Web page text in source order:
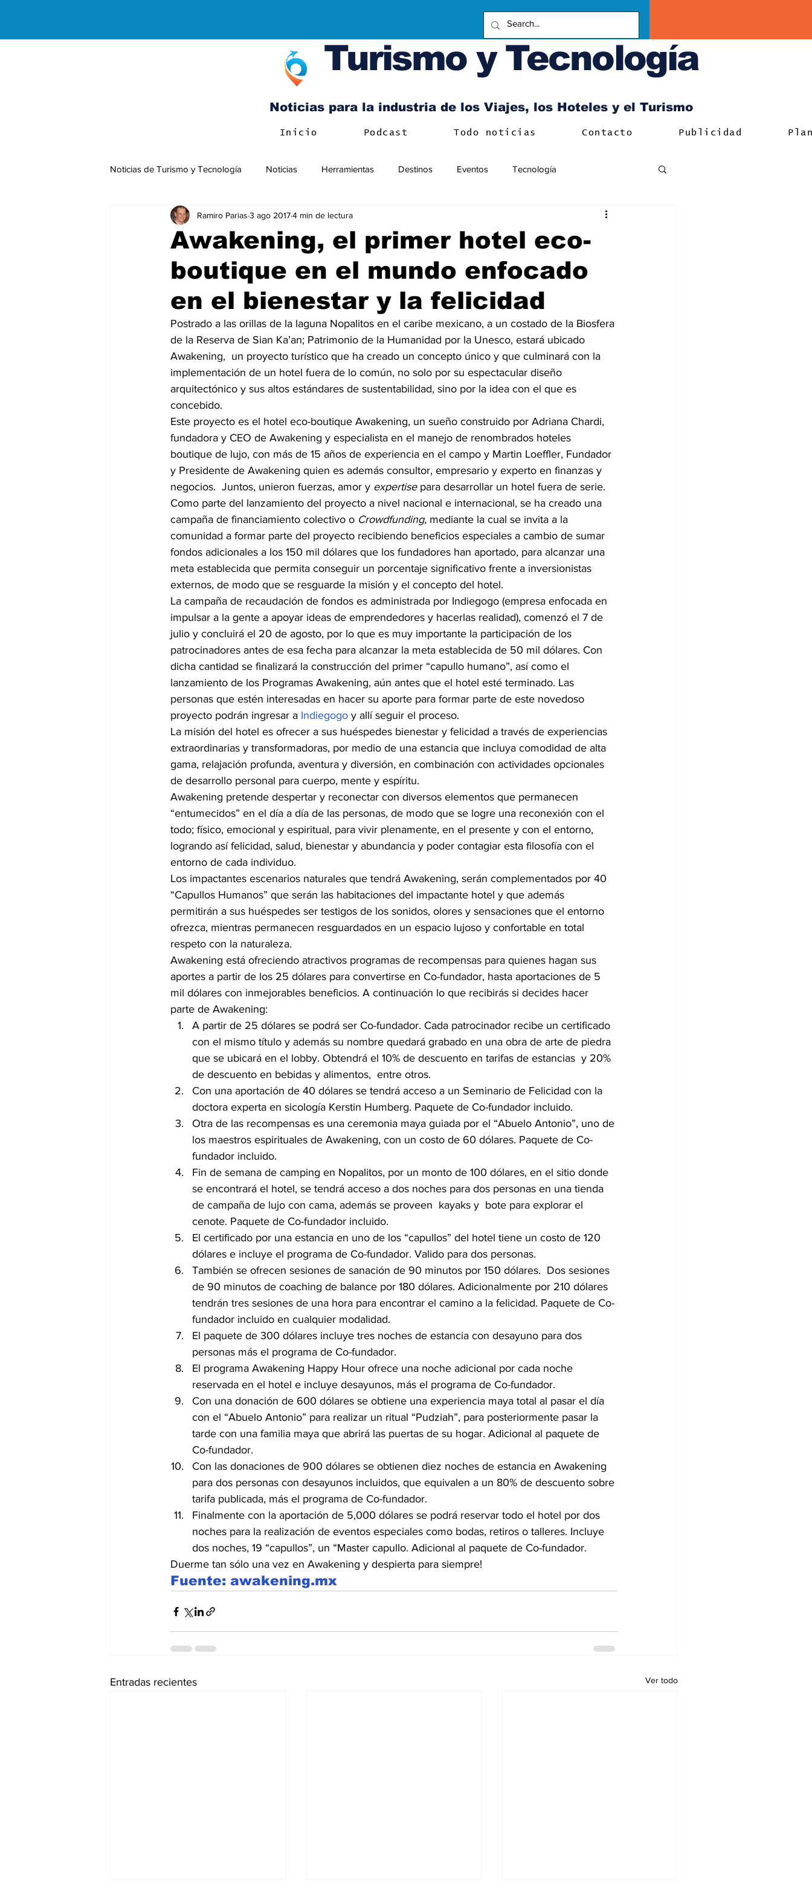
Turismo y Tecnología
Noticias para la industria de los Viajes, los Hoteles y el Turismo
Inicio Podcast Todo noticias Contacto Publicidad
Noticias de Turismo y Tecnología Noticias Herramientas Destinos Eventos Tecnología
Negocios Internacionales
Awakening, el primer hotel eco-
boutique en el mundo enfocado
en el bienestar y la felicidad
Ramiro Parias 3 ago 20174 min de lectura
Postrado a las orillas de la laguna Nopalitos en el caribe mexicano, a un costado de la Biosfera
de la Reserva de Sian Ka’an; Patrimonio de la Humanidad por la Unesco, estará ubicado
Awakening,  un proyecto turístico que ha creado un concepto único y que culminará con la
implementación de un hotel fuera de lo común, no solo por su espectacular diseño
arquitectónico y sus altos estándares de sustentabilidad, sino por la idea con el que es
concebido.
Este proyecto es el hotel eco-boutique Awakening, un sueño construido por Adriana Chardi,
fundadora y CEO de Awakening y especialista en el manejo de renombrados hoteles
boutique de lujo, con más de 15 años de experiencia en el campo y Martin Loeffler, Fundador
y Presidente de Awakening quien es además consultor, empresario y experto en finanzas y
negocios.  Juntos, unieron fuerzas, amor y expertise para desarrollar un hotel fuera de serie.
Como parte del lanzamiento del proyecto a nivel nacional e internacional, se ha creado una
campaña de financiamiento colectivo o Crowdfunding, mediante la cual se invita a la
comunidad a formar parte del proyecto recibiendo beneficios especiales a cambio de sumar
fondos adicionales a los 150 mil dólares que los fundadores han aportado, para alcanzar una
meta establecida que permita conseguir un porcentaje significativo frente a inversionistas
externos, de modo que se resguarde la misión y el concepto del hotel.
La campaña de recaudación de fondos es administrada por Indiegogo (empresa enfocada en
impulsar a la gente a apoyar ideas de emprendedores y hacerlas realidad), comenzó el 7 de
julio y concluirá el 20 de agosto, por lo que es muy importante la participación de los
patrocinadores antes de esa fecha para alcanzar la meta establecida de 50 mil dólares. Con
dicha cantidad se finalizará la construcción del primer “capullo humano”, así como el
lanzamiento de los Programas Awakening, aún antes que el hotel esté terminado. Las
personas que estén interesadas en hacer su aporte para formar parte de este novedoso
proyecto podrán ingresar a Indiegogo y allí seguir el proceso.
La misión del hotel es ofrecer a sus huéspedes bienestar y felicidad a través de experiencias
extraordinarias y transformadoras, por medio de una estancia que incluya comodidad de alta
gama, relajación profunda, aventura y diversión, en combinación con actividades opcionales
de desarrollo personal para cuerpo, mente y espíritu.
Awakening pretende despertar y reconectar con diversos elementos que permanecen
“entumecidos” en el día a día de las personas, de modo que se logre una reconexión con el
todo; físico, emocional y espiritual, para vivir plenamente, en el presente y con el entorno,
logrando así felicidad, salud, bienestar y abundancia y poder contagiar esta filosofía con el
entorno de cada individuo.
Los impactantes escenarios naturales que tendrá Awakening, serán complementados por 40
“Capullos Humanos” que serán las habitaciones del impactante hotel y que además
permitirán a sus huéspedes ser testigos de los sonidos, olores y sensaciones que el entorno
ofrezca, mientras permanecen resguardados en un espacio lujoso y confortable en total
respeto con la naturaleza.
Awakening está ofreciendo atractivos programas de recompensas para quienes hagan sus
aportes a partir de los 25 dólares para convertirse en Co-fundador, hasta aportaciones de 5
mil dólares con inmejorables beneficios. A continuación lo que recibirás si decides hacer
parte de Awakening:
A partir de 25 dólares se podrá ser Co-fundador. Cada patrocinador recibe un certificado
con el mismo título y además su nombre quedará grabado en una obra de arte de piedra
que se ubicará en el lobby. Obtendrá el 10% de descuento en tarifas de estancias  y 20%
de descuento en bebidas y alimentos,  entre otros.
Con una aportación de 40 dólares se tendrá acceso a un Seminario de Felicidad con la
doctora experta en sicología Kerstin Humberg. Paquete de Co-fundador incluido.
Otra de las recompensas es una ceremonia maya guiada por el “Abuelo Antonio”, uno de
los maestros espirituales de Awakening, con un costo de 60 dólares. Paquete de Co-
fundador incluido.
Fin de semana de camping en Nopalitos, por un monto de 100 dólares, en el sitio donde
se encontrará el hotel, se tendrá acceso a dos noches para dos personas en una tienda
de campaña de lujo con cama, además se proveen  kayaks y  bote para explorar el
cenote. Paquete de Co-fundador incluido.
El certificado por una estancia en uno de los “capullos” del hotel tiene un costo de 120
dólares e incluye el programa de Co-fundador. Valido para dos personas.
También se ofrecen sesiones de sanación de 90 minutos por 150 dólares.  Dos sesiones
de 90 minutos de coaching de balance por 180 dólares. Adicionalmente por 210 dólares
tendrán tres sesiones de una hora para encontrar el camino a la felicidad. Paquete de Co-
fundador incluido en cualquier modalidad.
El paquete de 300 dólares incluye tres noches de estancia con desayuno para dos
personas más el programa de Co-fundador.
El programa Awakening Happy Hour ofrece una noche adicional por cada noche
reservada en el hotel e incluye desayunos, más el programa de Co-fundador.
Con una donación de 600 dólares se obtiene una experiencia maya total al pasar el día
con el “Abuelo Antonio” para realizar un ritual “Pudziah”, para posteriormente pasar la
tarde con una familia maya que abrirá las puertas de su hogar. Adicional al paquete de
Co-fundador.
Con las donaciones de 900 dólares se obtienen diez noches de estancia en Awakening
para dos personas con desayunos incluidos, que equivalen a un 80% de descuento sobre
tarifa publicada, más el programa de Co-fundador.
Finalmente con la aportación de 5,000 dólares se podrá reservar todo el hotel por dos
noches para la realización de eventos especiales como bodas, retiros o talleres. Incluye
dos noches, 19 “capullos”, un “Master capullo. Adicional al paquete de Co-fundador.
Duerme tan sólo una vez en Awakening y despierta para siempre!
Fuente: awakening.mx
Entradas recientes Ver todo